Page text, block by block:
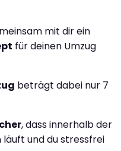
mit dir ein
für deinen Umzug
beträgt dabei nur 7
, dass innerhalb der
läuft und du stressfrei